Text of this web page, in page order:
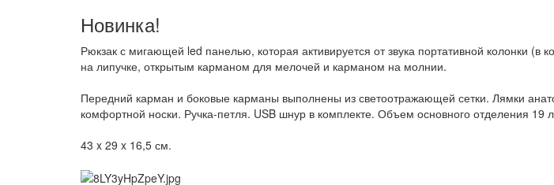
Новинка!
Рюкзак с мигающей led панелью, которая активируется от звука портативной колонки
на липучке, открытым карманом для мелочей и карманом на молнии.
Передний карман и боковые карманы выполнены из светоотражающей сетки. Лямки
комфортной носки. Ручка-петля. USB шнур в комплекте. Объем основного отделения 19
43 x 29 x 16,5 см.